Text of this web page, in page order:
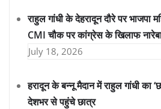
राहुल गांधी के देहरादून दौरे पर भाजपा
CMI चौक पर कांग्रेस के खिलाफ
July 18, 2026
हरादून के बन्नू मैदान में राहुल गांधी का
देशभर से पहुंचे छात्र